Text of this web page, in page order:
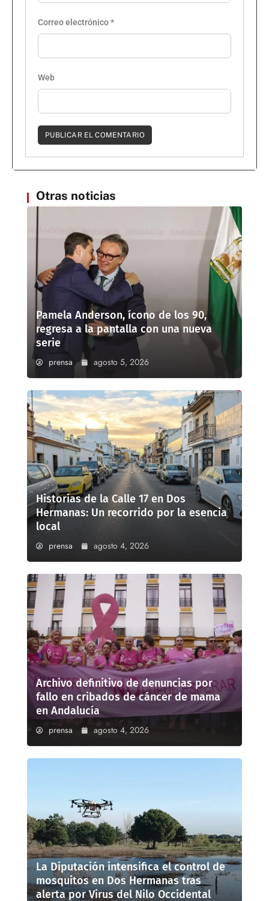
Correo electrónico*
Web
Otras noticias
Pamela Anderson, ícono de los 90,
regresa a la pantalla con una nueva
serie
prensa agosto 5, 2026
Historias de la Calle 17 en Dos
Hermanas: Un recorrido por la esencia
local
prensa agosto 4, 2026
Archivo definitivo de denuncias por
fallo en cribados de cáncer de mama
en Andalucía
prensa agosto 4, 2026
La Diputación intensifica el control de
mosquitos en Dos Hermanas tras
alerta por Virus del Nilo Occidental